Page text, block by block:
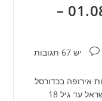
אירועי דיומא – 01.08.2026 –
תגובות:
יש 67 תגובות
אירופה בכדורסל
החלום נגדע אך המסע לא נגמר. נבחרת ישראל עד גיל 18